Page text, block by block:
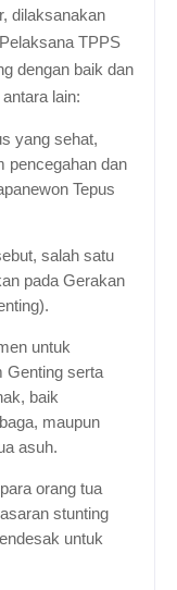
dilaksanakan
TPPS
dengan baik dan
lain:
yang sehat,
pencegahan dan
Tepus
salah satu
pada Gerakan
untuk
Genting serta
baik
maupun
asuh.
orang tua
stunting
untuk